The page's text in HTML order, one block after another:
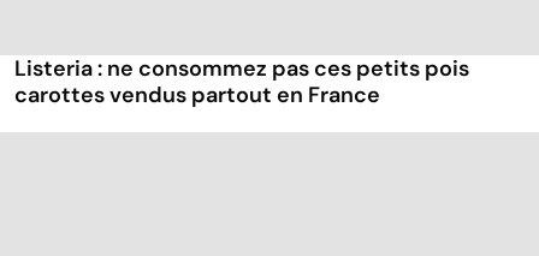
Listeria : ne consommez pas ces petits pois
carottes vendus partout en France